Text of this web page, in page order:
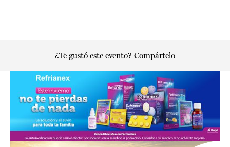
¿Te gustó este evento? Compártelo